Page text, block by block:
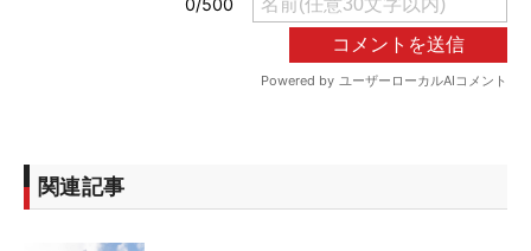
関連記事